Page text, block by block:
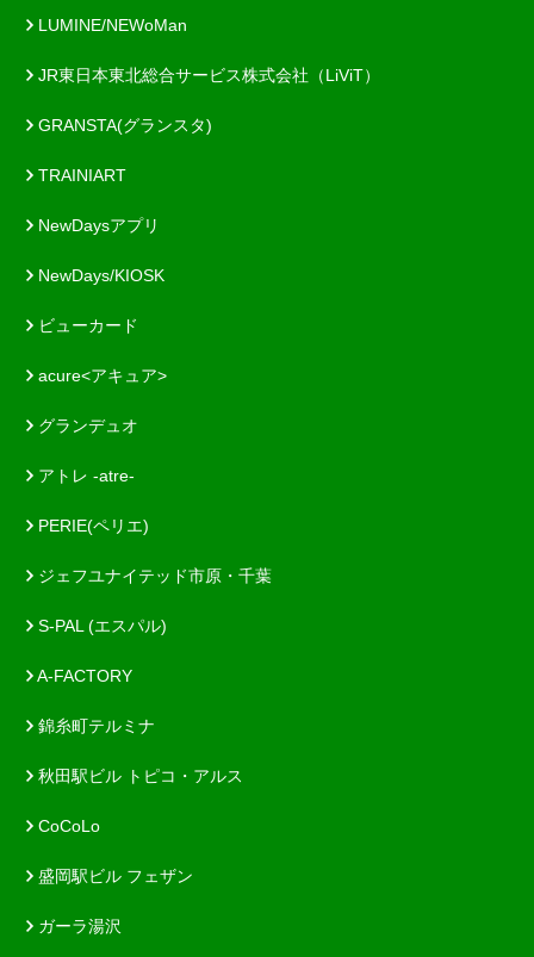
LUMINE/NEWoMan
JR東日本東北総合サービス株式会社（LiViT）
GRANSTA(グランスタ)
TRAINIART
NewDaysアプリ
NewDays/KIOSK
ビューカード
acure<アキュア>
グランデュオ
アトレ -atre-
PERIE(ペリエ)
ジェフユナイテッド市原・千葉
S-PAL (エスパル)
A-FACTORY
錦糸町テルミナ
秋田駅ビル トピコ・アルス
CoCoLo
盛岡駅ビル フェザン
ガーラ湯沢